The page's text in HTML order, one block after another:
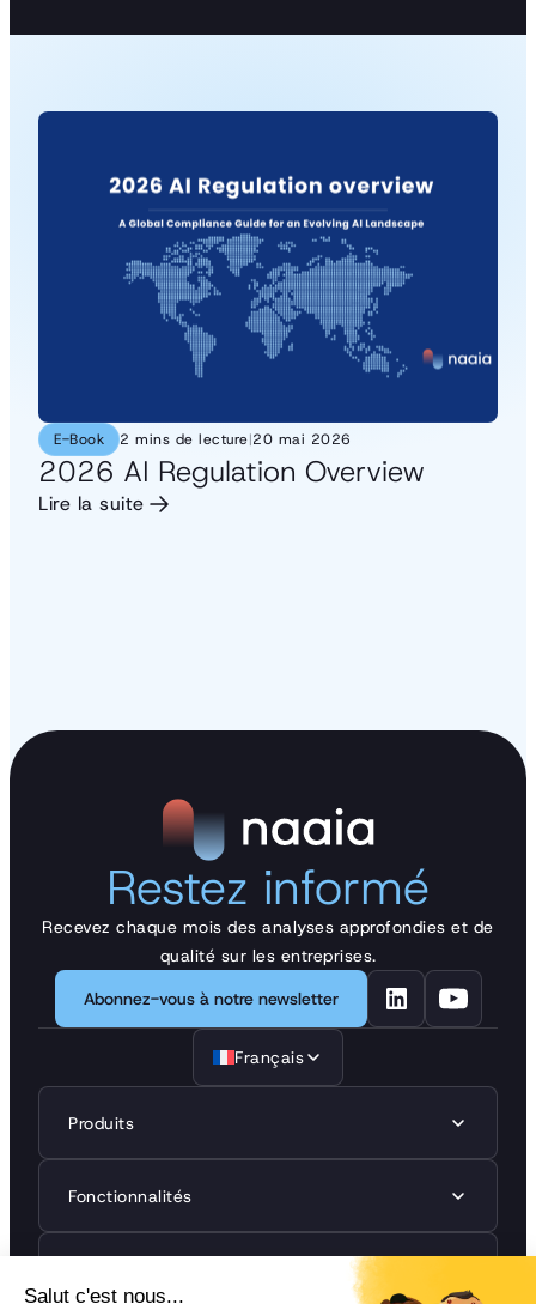
E-Book 2 mins de lecture|20 mai 2026
2026 AI Regulation Overview
Lire la suite
Restez informé
Recevez chaque mois des analyses approfondies et de
qualité sur les entreprises.
Abonnez-vous à notre newsletter
Français
Produits
Fonctionnalités